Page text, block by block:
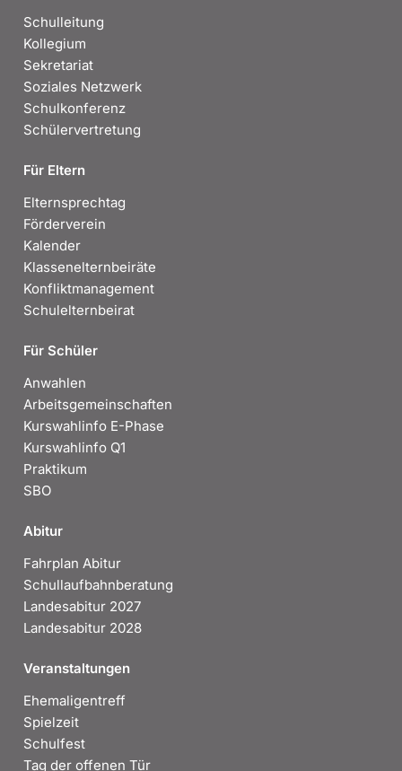
Schulleitung
Kollegium
Sekretariat
Soziales Netzwerk
Schulkonferenz
Schülervertretung
Für Eltern
Elternsprechtag
Förderverein
Kalender
Klassenelternbeiräte
Konfliktmanagement
Schulelternbeirat
Für Schüler
Anwahlen
Arbeitsgemeinschaften
Kurswahlinfo E-Phase
Kurswahlinfo Q1
Praktikum
SBO
Abitur
Fahrplan Abitur
Schullaufbahnberatung
Landesabitur 2027
Landesabitur 2028
Veranstaltungen
Ehemaligentreff
Spielzeit
Schulfest
Tag der offenen Tür